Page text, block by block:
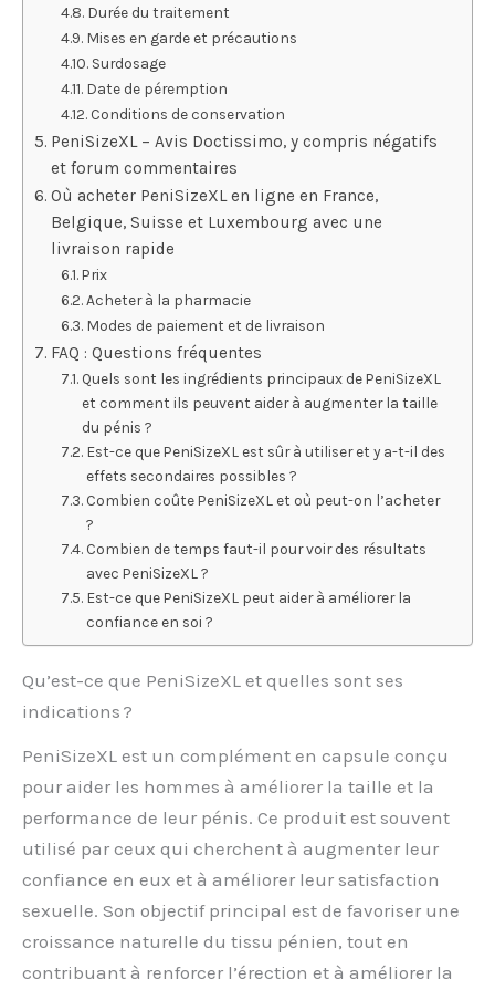
Durée du traitement
Mises en garde et précautions
Surdosage
Date de péremption
Conditions de conservation
PeniSizeXL – Avis Doctissimo, y compris négatifs
et forum commentaires
Où acheter PeniSizeXL en ligne en France,
Belgique, Suisse et Luxembourg avec une
livraison rapide
Prix
Acheter à la pharmacie
Modes de paiement et de livraison
FAQ : Questions fréquentes
Quels sont les ingrédients principaux de PeniSizeXL
et comment ils peuvent aider à augmenter la taille
du pénis ?
Est-ce que PeniSizeXL est sûr à utiliser et y a-t-il des
effets secondaires possibles ?
Combien coûte PeniSizeXL et où peut-on l’acheter
?
Combien de temps faut-il pour voir des résultats
avec PeniSizeXL ?
Est-ce que PeniSizeXL peut aider à améliorer la
confiance en soi ?
Qu’est-ce que PeniSizeXL et quelles sont ses
indications ?
PeniSizeXL est un complément en capsule conçu
pour aider les hommes à améliorer la taille et la
performance de leur pénis. Ce produit est souvent
utilisé par ceux qui cherchent à augmenter leur
confiance en eux et à améliorer leur satisfaction
sexuelle. Son objectif principal est de favoriser une
croissance naturelle du tissu pénien, tout en
contribuant à renforcer l’érection et à améliorer la